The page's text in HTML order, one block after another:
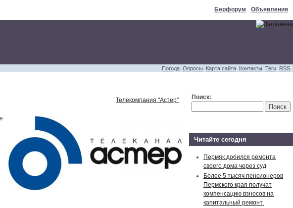
Берфорум Объявления
Погода Опросы Карта сайта Контакты Теги RSS
Телекомпания "Астер" Поиск:
Читайте сегодня
Пермяк добился ремонта
своего дома через суд
Более 5 тысяч пенсионеров
Пермского края получат
компенсацию взносов на
капитальный ремонт.